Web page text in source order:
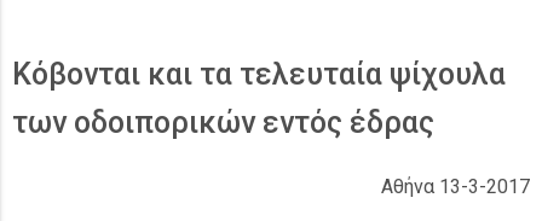
Κόβονται και τα τελευταία ψίχουλα
των οδοιπορικών εντός έδρας
Αθήνα 13-3-2017